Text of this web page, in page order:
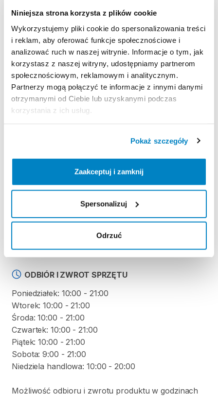
Niniejsza strona korzysta z plików cookie
Wykorzystujemy pliki cookie do spersonalizowania treści
i reklam, aby oferować funkcje społecznościowe i
analizować ruch w naszej witrynie. Informacje o tym, jak
korzystasz z naszej witryny, udostępniamy partnerom
społecznościowym, reklamowym i analitycznym.
Partnerzy mogą połączyć te informacje z innymi danymi
otrzymanymi od Ciebie lub uzyskanymi podczas
korzystania z ich usług.
Pokaż szczegóły
Zaakceptuj i zamknij
Spersonalizuj
Odrzuć
Łatwość transportu
Prostokątny pokrowiec | 65 x 30 x 25 cm | 48
10​,​6 kg
Strona produktu w sklepie
Zasady wypożyczenia
Regulamin wypożyczalni
ODBIÓR I ZWROT SPRZĘTU
Poniedziałek: 10:00 - 21:00
Wtorek: 10:00 - 21:00
Środa: 10:00 - 21:00
Czwartek: 10:00 - 21:00
Piątek: 10:00 - 21:00
Sobota: 9:00 - 21:00
Niedziela handlowa: 10:00 - 20:00
Możliwość odbioru i zwrotu produktu w godzinach